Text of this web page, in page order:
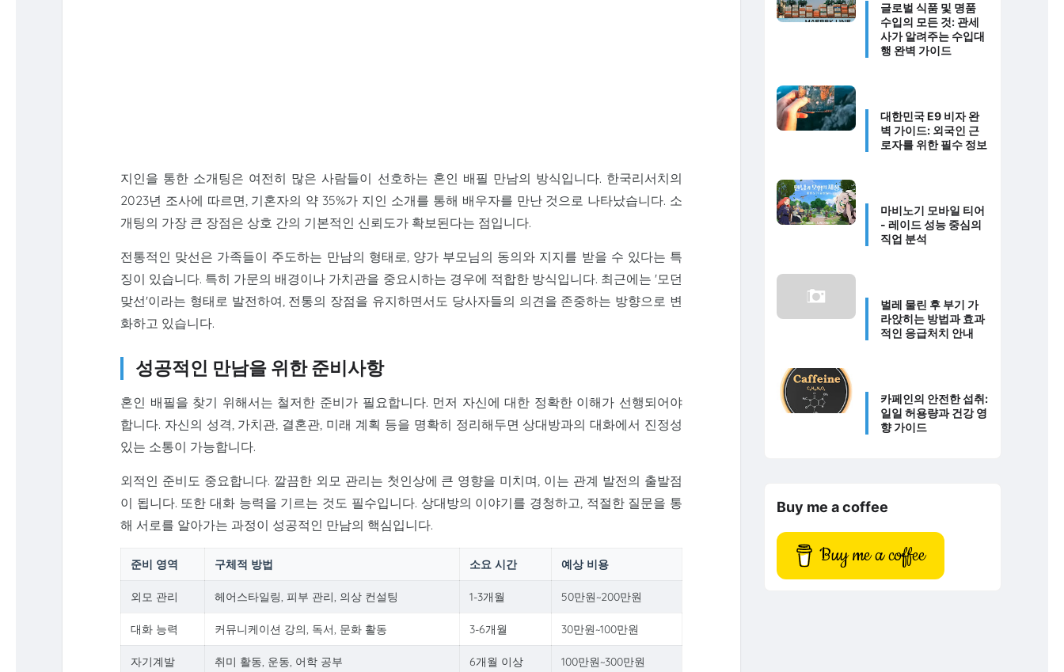
지인을 통한 소개팅은 여전히 많은 사람들이 선호하는 혼인 배필 만남의 방식입니다. 한국리서치의
2023년 조사에 따르면, 기혼자의 약 35%가 지인 소개를 통해 배우자를 만난 것으로 나타났습니다. 소
개팅의 가장 큰 장점은 상호 간의 기본적인 신뢰도가 확보된다는 점입니다.
전통적인 맞선은 가족들이 주도하는 만남의 형태로, 양가 부모님의 동의와 지지를 받을 수 있다는 특
징이 있습니다. 특히 가문의 배경이나 가치관을 중요시하는 경우에 적합한 방식입니다. 최근에는 '모던
맞선'이라는 형태로 발전하여, 전통의 장점을 유지하면서도 당사자들의 의견을 존중하는 방향으로 변
화하고 있습니다.
성공적인 만남을 위한 준비사항
혼인 배필을 찾기 위해서는 철저한 준비가 필요합니다. 먼저 자신에 대한 정확한 이해가 선행되어야
합니다. 자신의 성격, 가치관, 결혼관, 미래 계획 등을 명확히 정리해두면 상대방과의 대화에서 진정성
있는 소통이 가능합니다.
외적인 준비도 중요합니다. 깔끔한 외모 관리는 첫인상에 큰 영향을 미치며, 이는 관계 발전의 출발점
이 됩니다. 또한 대화 능력을 기르는 것도 필수입니다. 상대방의 이야기를 경청하고, 적절한 질문을 통
해 서로를 알아가는 과정이 성공적인 만남의 핵심입니다.
준비 영역 구체적 방법 소요 시간 예상 비용
외모 관리 헤어스타일링, 피부 관리, 의상 컨설팅 1-3개월 50만원~200만원
대화 능력 커뮤니케이션 강의, 독서, 문화 활동 3-6개월 30만원~100만원
자기계발 취미 활동, 운동, 어학 공부 6개월 이상 100만원~300만원
글로벌 식품 및 명품
수입의 모든 것: 관세
사가 알려주는 수입대
행 완벽 가이드
대한민국 E9 비자 완
벽 가이드: 외국인 근
로자를 위한 필수 정보
마비노기 모바일 티어
- 레이드 성능 중심의
직업 분석
벌레 물린 후 부기 가
라앉히는 방법과 효과
적인 응급처치 안내
카페인의 안전한 섭취:
일일 허용량과 건강 영
향 가이드
Buy me a coffee
Buy me a coffee